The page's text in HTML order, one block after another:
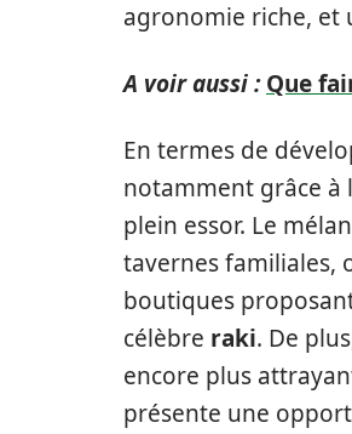
agronomie riche,
A voir aussi : Que
En termes de
notamment grâce à
plein essor. Le
tavernes familiales,
boutiques
célèbre raki. De
encore plus
présente une